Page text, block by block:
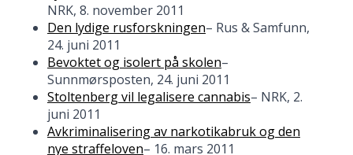
NRK, 8. november 2011
Den lydige rusforskningen– Rus & Samfunn,
24. juni 2011
Bevoktet og isolert på skolen–
Sunnmørsposten, 24. juni 2011
Stoltenberg vil legalisere cannabis– NRK, 2.
juni 2011
Avkriminalisering av narkotikabruk og den
nye straffeloven– 16. mars 2011